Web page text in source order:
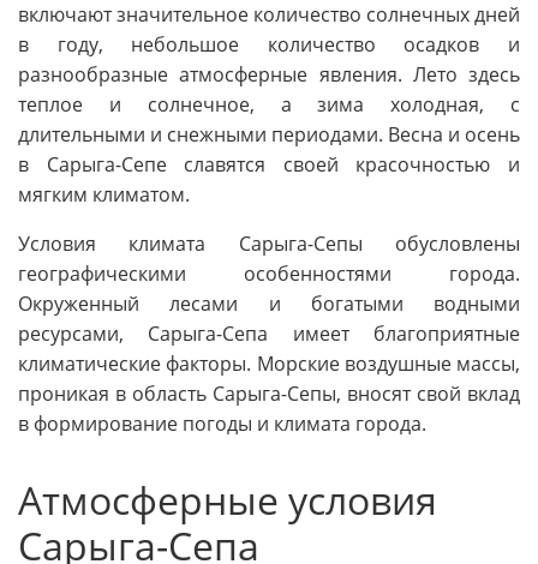
включают значительное количество солнечных дней
в году, небольшое количество осадков и
разнообразные атмосферные явления. Лето здесь
теплое и солнечное, а зима холодная, с
длительными и снежными периодами. Весна и осень
в Сарыга-Сепе славятся своей красочностью и
мягким климатом.
Условия климата Сарыга-Сепы обусловлены
географическими особенностями города.
Окруженный лесами и богатыми водными
ресурсами, Сарыга-Сепа имеет благоприятные
климатические факторы. Морские воздушные массы,
проникая в область Сарыга-Сепы, вносят свой вклад
в формирование погоды и климата города.
Атмосферные условия
Сарыга-Сепа